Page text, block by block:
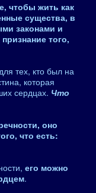
чтобы жить как
существа, в
законами и
того,
тех, кто был на
которая
сердцах. Что
оно
что есть:
его можно
.